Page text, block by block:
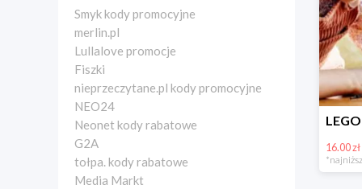
Smyk kody promocyjne
merlin.pl
Lullalove promocje
Fiszki
nieprzeczytane.pl kody promocyjne
NEO24
Neonet kody rabatowe
G2A
tołpa. kody rabatowe
Media Markt
16.00 zł